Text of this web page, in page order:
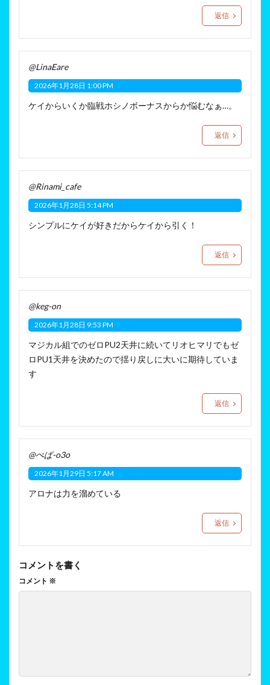
返信
@LinaEare
2026年1月28日 1:00 PM
ケイからいくか臨戦ホシノボーナスからか悩むなぁ…。
返信
@Rinami_cafe
2026年1月28日 5:14 PM
シンプルにケイが好きだからケイから引く！
返信
@keg-on
2026年1月28日 9:53 PM
マジカル組でのゼロPU2天井に続いてリオヒマリでもゼ
ロPU1天井を決めたので揺り戻しに大いに期待していま
す
返信
@ぺぱ-o3o
2026年1月29日 5:17 AM
アロナは力を溜めている
返信
コメントを書く
コメント ※